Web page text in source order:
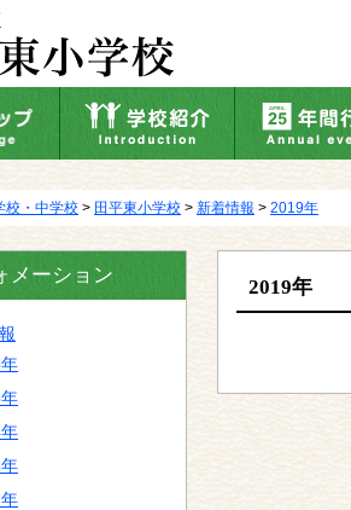
校・中学校 > 田平東小学校 > 新着情報 > 2019年
2019年
メーション